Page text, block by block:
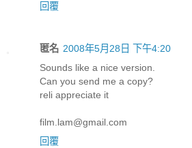
回覆
匿名 2008年5月28日 下午4:20
Sounds like a nice version.
Can you send me a copy?
reli appreciate it
film.lam@gmail.com
回覆